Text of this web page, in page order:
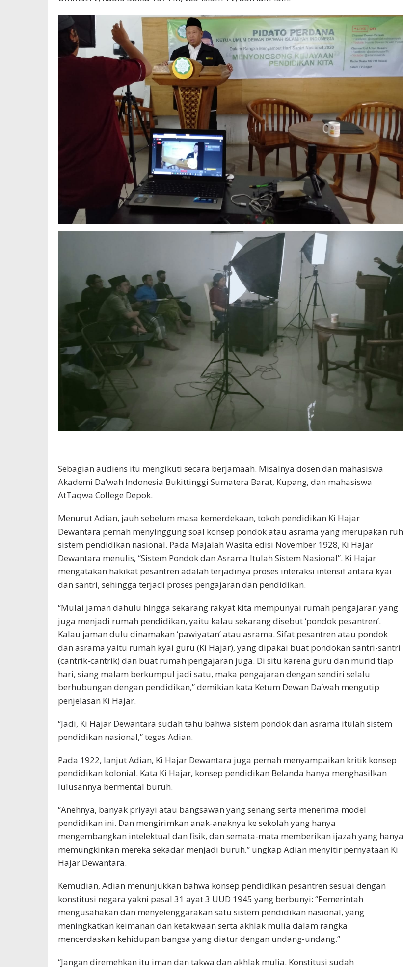
Sebagian audiens itu mengikuti secara berjamaah. Misalnya dosen dan mahasiswa
Akademi Da’wah Indonesia Bukittinggi Sumatera Barat, Kupang, dan mahasiswa
AtTaqwa College Depok.
Menurut Adian, jauh sebelum masa kemerdekaan, tokoh pendidikan Ki Hajar
Dewantara pernah menyinggung soal konsep pondok atau asrama yang merupakan ruh
sistem pendidikan nasional. Pada Majalah Wasita edisi November 1928, Ki Hajar
Dewantara menulis, “Sistem Pondok dan Asrama Itulah Sistem Nasional”. Ki Hajar
mengatakan hakikat pesantren adalah terjadinya proses interaksi intensif antara kyai
dan santri, sehingga terjadi proses pengajaran dan pendidikan.
“Mulai jaman dahulu hingga sekarang rakyat kita mempunyai rumah pengajaran yang
juga menjadi rumah pendidikan, yaitu kalau sekarang disebut ‘pondok pesantren’.
Kalau jaman dulu dinamakan ‘pawiyatan’ atau asrama. Sifat pesantren atau pondok
dan asrama yaitu rumah kyai guru (Ki Hajar), yang dipakai buat pondokan santri-santri
(cantrik-cantrik) dan buat rumah pengajaran juga. Di situ karena guru dan murid tiap
hari, siang malam berkumpul jadi satu, maka pengajaran dengan sendiri selalu
berhubungan dengan pendidikan,” demikian kata Ketum Dewan Da’wah mengutip
penjelasan Ki Hajar.
“Jadi, Ki Hajar Dewantara sudah tahu bahwa sistem pondok dan asrama itulah sistem
pendidikan nasional,” tegas Adian.
Pada 1922, lanjut Adian, Ki Hajar Dewantara juga pernah menyampaikan kritik konsep
pendidikan kolonial. Kata Ki Hajar, konsep pendidikan Belanda hanya menghasilkan
lulusannya bermental buruh.
“Anehnya, banyak priyayi atau bangsawan yang senang serta menerima model
pendidikan ini. Dan mengirimkan anak-anaknya ke sekolah yang hanya
mengembangkan intelektual dan fisik, dan semata-mata memberikan ijazah yang hanya
memungkinkan mereka sekadar menjadi buruh,” ungkap Adian menyitir pernyataan Ki
Hajar Dewantara.
Kemudian, Adian menunjukkan bahwa konsep pendidikan pesantren sesuai dengan
konstitusi negara yakni pasal 31 ayat 3 UUD 1945 yang berbunyi: “Pemerintah
mengusahakan dan menyelenggarakan satu sistem pendidikan nasional, yang
meningkatkan keimanan dan ketakwaan serta akhlak mulia dalam rangka
mencerdaskan kehidupan bangsa yang diatur dengan undang-undang.”
“Jangan diremehkan itu iman dan takwa dan akhlak mulia. Konstitusi sudah